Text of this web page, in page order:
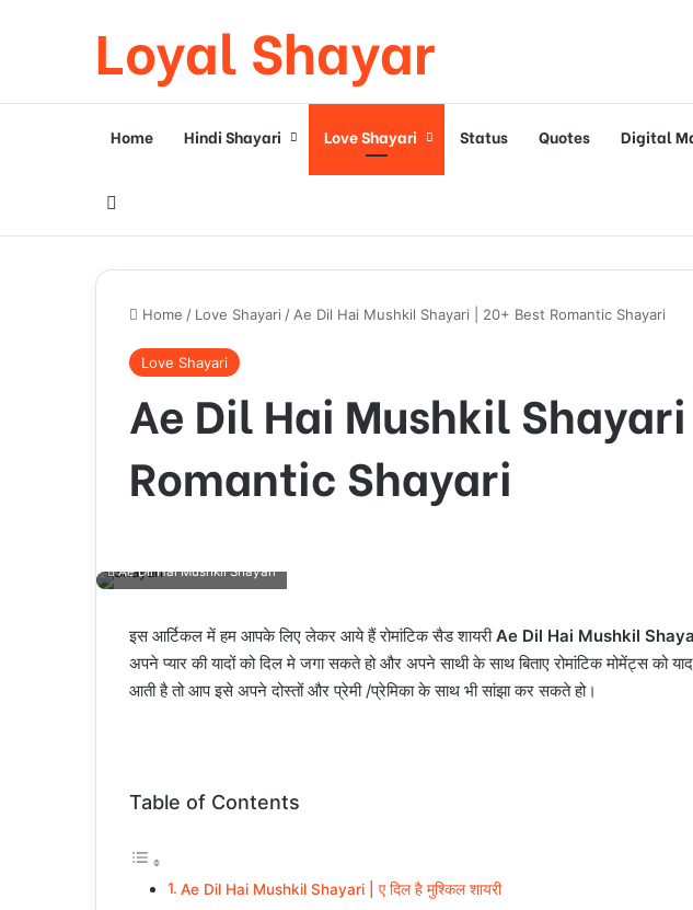
Loyal Shayar
Home Hindi Shayari Love Shayari Status Quotes Digital
Home / Love Shayari / Ae Dil Hai Mushkil Shayari | 20+ Best Romantic Shayari
Love Shayari
Ae Dil Hai Mushkil
Romantic Shayari
Ae Dil Hai Mushkil Shayari
इस आर्टिकल में हम आपके लिए लेकर आये हैं रोमांटिक सैड शायरीAe Dil Hai Mushkil
अपने प्यार की यादों को दिल मे जगा सकते हो और अपने साथी के साथ बिताए रोमांटिक मोमेंट्स को
आती है तो आप इसे अपने दोस्तों और प्रेमी /प्रेमिका के साथ भी सांझा कर सकते हो।
Table of Contents
Ae Dil Hai Mushkil Shayari | ए दिल है मुश्किल शायरी